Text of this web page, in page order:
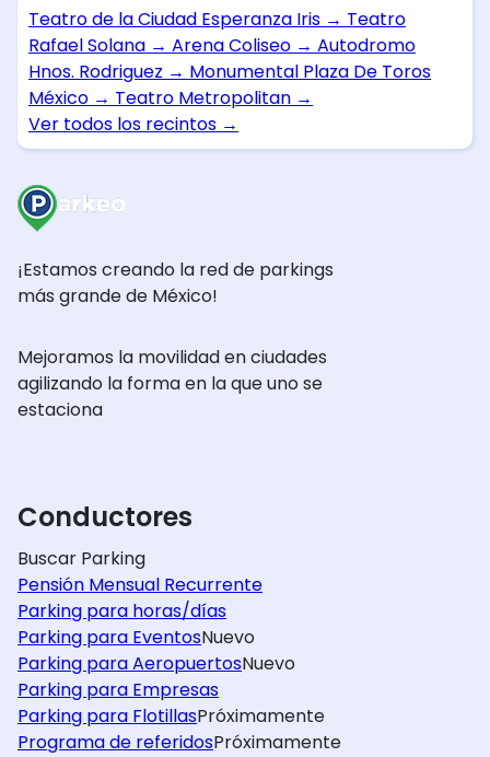
Teatro de la Ciudad Esperanza Iris → Teatro
Rafael Solana → Arena Coliseo → Autodromo
Hnos. Rodriguez → Monumental Plaza De Toros
México → Teatro Metropolitan →
Ver todos los recintos →
¡Estamos creando la red de parkings
más grande de México!
Mejoramos la movilidad en ciudades
agilizando la forma en la que uno se
estaciona
Conductores
Buscar Parking
Pensión Mensual Recurrente
Parking para horas/días
Parking para EventosNuevo
Parking para AeropuertosNuevo
Parking para Empresas
Parking para FlotillasPróximamente
Programa de referidosPróximamente